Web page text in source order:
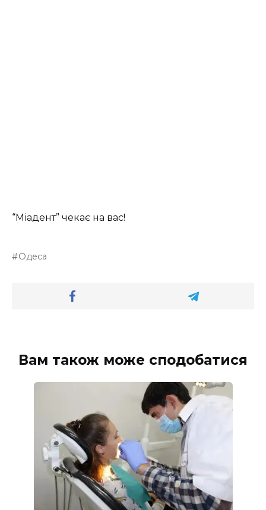
“Міадент” чекає на вас!
Одеса
Вам також може сподобатися